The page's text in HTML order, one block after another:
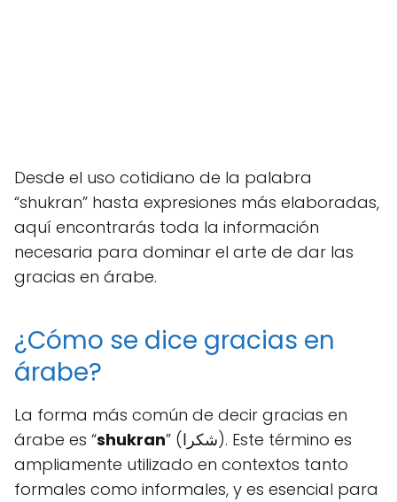
Desde el uso cotidiano de la palabra
“shukran” hasta expresiones más elaboradas,
aquí encontrarás toda la información
necesaria para dominar el arte de dar las
gracias en árabe.
¿Cómo se dice gracias en
árabe?
La forma más común de decir gracias en
árabe es “shukran” (شكرا). Este término es
ampliamente utilizado en contextos tanto
formales como informales, y es esencial para